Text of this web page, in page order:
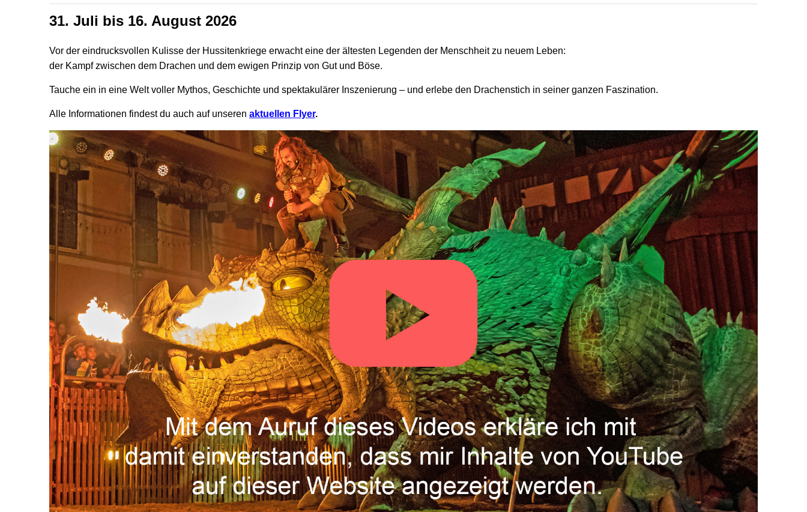
31. Juli bis 16. August 2026
Vor der eindrucksvollen Kulisse der Hussitenkriege erwacht eine der ältesten Legenden der Menschheit zu neuem Leben:
der Kampf zwischen dem Drachen und dem ewigen Prinzip von Gut und Böse.
Tauche ein in eine Welt voller Mythos, Geschichte und spektakulärer Inszenierung – und erlebe den Drachenstich in seiner ganzen Faszination.
Alle Informationen findest du auch auf unseren aktuellen Flyer.